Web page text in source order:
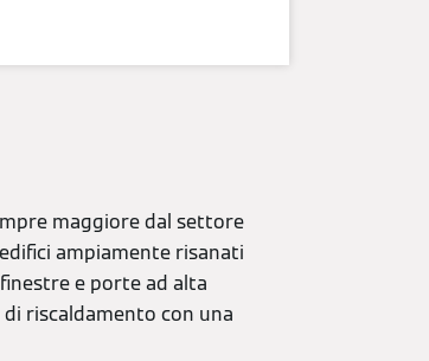
maggiore dal settore
ampiamente risanati
e porte ad alta
riscaldamento con una